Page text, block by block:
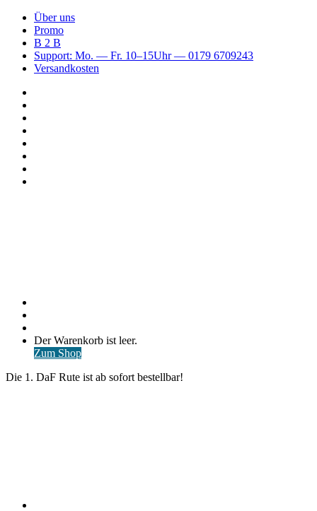
Über uns
Promo
B 2 B
Support: Mo. — Fr. 10–15Uhr — 0179 6709243
Versandkosten
Warenkorb
ansehen
Der Warenkorb ist leer.
Zum Shop
Die 1. DaF Rute ist ab sofort bestellbar!